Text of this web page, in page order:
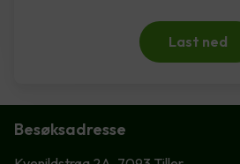
Last ned
Besøksadresse